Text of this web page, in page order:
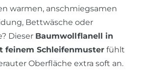
warmen, anschmiegsamen
Bettwäsche oder
Dieser Baumwollflanell in
feinem Schleifenmuster fühlt
Oberfläche extra soft an.